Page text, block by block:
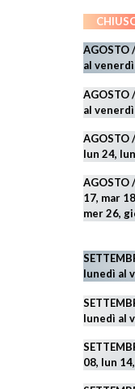
AGOSTO
al venerdì
AGOSTO
al venerdì
AGOSTO
lun 24,
AGOSTO
17, mar
mer 26,
lunedì al
lunedì al
08, lun